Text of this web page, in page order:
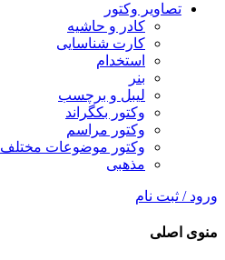
تصاویر وکتور
کادر و حاشیه
کارت شناسایی
استخدام
بنر
لیبل و برچسب
وکتور بکگراند
وکتور مراسم
وکتور موضوعات مختلف
مذهبی
ورود / ثبت نام
منوی اصلی